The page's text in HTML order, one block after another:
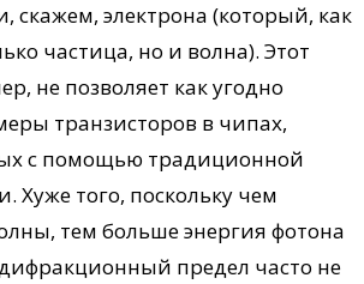
скажем, электрона (который, как
частица, но и волна). Этот
не позволяет как угодно
транзисторов в чипах,
с помощью традиционной
Хуже того, поскольку чем
тем больше энергия фотона
предел часто не